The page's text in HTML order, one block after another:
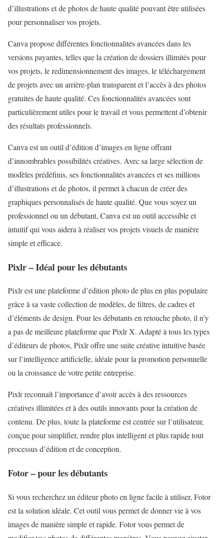
d’illustrations et de photos de haute qualité pouvant être utilisées
pour personnaliser vos projets.
Canva propose différentes fonctionnalités avancées dans les
versions payantes, telles que la création de dossiers illimités pour
vos projets, le redimensionnement des images, le téléchargement
de projets avec un arrière-plan transparent et l’accès à des photos
gratuites de haute qualité. Ces fonctionnalités avancées sont
particulièrement utiles pour le travail et vous permettent d’obtenir
des résultats professionnels.
Canva est un outil d’édition d’images en ligne offrant
d’innombrables possibilités créatives. Avec sa large sélection de
modèles prédéfinis, ses fonctionnalités avancées et ses millions
d’illustrations et de photos, il permet à chacun de créer des
graphiques personnalisés de haute qualité. Que vous soyez un
professionnel ou un débutant, Canva est un outil accessible et
intuitif qui vous aidera à réaliser vos projets visuels de manière
simple et efficace.
Pixlr – Idéal pour les débutants
Pixlr est une plateforme d’édition photo de plus en plus populaire
grâce à sa vaste collection de modèles, de filtres, de cadres et
d’éléments de design. Pour les débutants en retouche photo, il n’y
a pas de meilleure plateforme que Pixlr X. Adapté à tous les types
d’éditeurs de photos, Pixlr offre une suite créative intuitive basée
sur l’intelligence artificielle, idéale pour la promotion personnelle
ou la croissance de votre petite entreprise.
Pixlr reconnaît l’importance d’avoir accès à des ressources
créatives illimitées et à des outils innovants pour la création de
contenu. De plus, toute la plateforme est centrée sur l’utilisateur,
conçue pour simplifier, rendre plus intelligent et plus rapide tout
processus d’édition et de conception.
Fotor – pour les débutants
Si vous recherchez un éditeur photo en ligne facile à utiliser, Fotor
est la solution idéale. Cet outil vous permet de donner vie à vos
images de manière simple et rapide. Fotor vous permet de